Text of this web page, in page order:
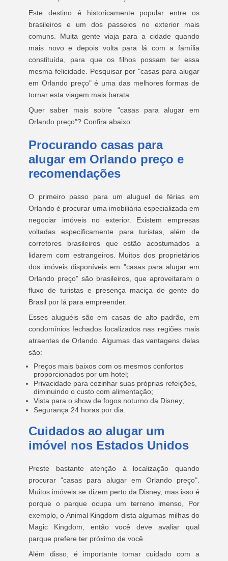
Este destino é historicamente popular entre os
brasileiros e um dos passeios no exterior mais
comuns. Muita gente viaja para a cidade quando
mais novo e depois volta para lá com a família
constituída, para que os filhos possam ter essa
mesma felicidade. Pesquisar por "casas para alugar
em Orlando preço" é uma das melhores formas de
tornar esta viagem mais barata
Quer saber mais sobre "casas para alugar em
Orlando preço"? Confira abaixo:
Procurando casas para
alugar em Orlando preço e
recomendações
O primeiro passo para um aluguel de férias em
Orlando é procurar uma imobiliária especializada em
negociar imóveis no exterior. Existem empresas
voltadas especificamente para turistas, além de
corretores brasileiros que estão acostumados a
lidarem com estrangeiros. Muitos dos proprietários
dos imóveis disponíveis em "casas para alugar em
Orlando preço" são brasileiros, que aproveitaram o
fluxo de turistas e presença maciça de gente do
Brasil por lá para empreender.
Esses aluguéis são em casas de alto padrão, em
condomínios fechados localizados nas regiões mais
atraentes de Orlando. Algumas das vantagens delas
são:
Preços mais baixos com os mesmos confortos
proporcionados por um hotel;
Privacidade para cozinhar suas próprias refeições,
diminuindo o custo com alimentação;
Vista para o show de fogos noturno da Disney;
Segurança 24 horas por dia.
Cuidados ao alugar um
imóvel nos Estados Unidos
Preste bastante atenção à localização quando
procurar "casas para alugar em Orlando preço".
Muitos imóveis se dizem perto da Disney, mas isso é
porque o parque ocupa um terreno imenso, Por
exemplo, o Animal Kingdom dista algumas milhas do
Magic Kingdom, então você deve avaliar qual
parque prefere ter próximo de você.
Além disso, é importante tomar cuidado com a